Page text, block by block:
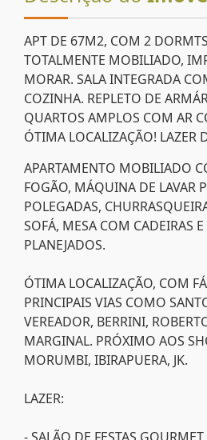
APT DE 67M2, COM 2
TOTALMENTE MOBILIADO,
MORAR. SALA INTEGRADA
COZINHA. REPLETO DE
QUARTOS AMPLOS COM AR
ÓTIMA LOCALIZAÇÃO! LAZER
APARTAMENTO MOBILIADO
FOGÃO, MÁQUINA DE LAVAR
POLEGADAS,
SOFÁ, MESA COM CADEIRAS
PLANEJADOS.
ÓTIMA LOCALIZAÇÃO, COM
PRINCIPAIS VIAS COMO
VEREADOR, BERRINI,
MARGINAL. PRÓXIMO AOS
MORUMBI, IBIRAPUERA, JK.
LAZER: